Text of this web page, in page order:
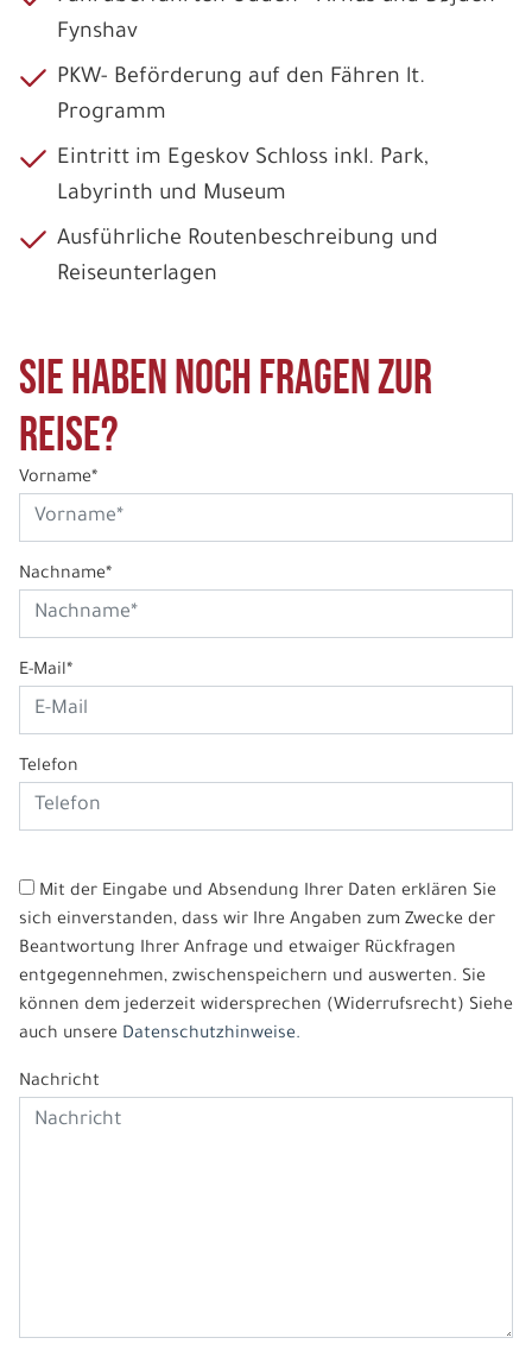
Fynshav
PKW- Beförderung auf den Fähren lt.
Programm
Eintritt im Egeskov Schloss inkl. Park,
Labyrinth und Museum
Ausführliche Routenbeschreibung und
Reiseunterlagen
Sie haben noch Fragen zur
Reise?
Vorname*
Nachname*
E-Mail*
Telefon
Mit der Eingabe und Absendung Ihrer Daten erklären Sie
sich einverstanden, dass wir Ihre Angaben zum Zwecke der
Beantwortung Ihrer Anfrage und etwaiger Rückfragen
entgegennehmen, zwischenspeichern und auswerten. Sie
können dem jederzeit widersprechen (Widerrufsrecht) Siehe
auch unsere Datenschutzhinweise.
Nachricht